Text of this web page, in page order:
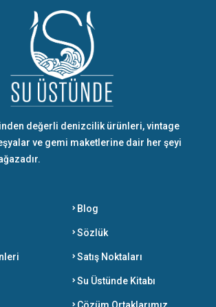
değerli denizcilik ürünleri, vintage
ve gemi maketlerine dair her şeyi
Blog
Sözlük
Satış Noktaları
Su Üstünde Kitabı